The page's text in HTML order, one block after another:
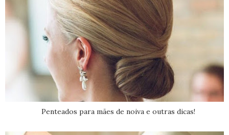
Penteados para mães de noiva e outras dicas!